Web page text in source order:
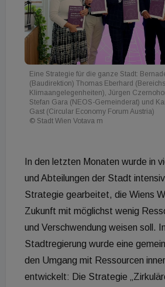
Eine Strategie für die ganze Stadt:
(Baudirektion) Thomas Eberhard
Klimaangelegenheiten), Jürgen
Stefan Gara (NEOS-Gemeinderat) und
Gast (Circular Economy Forum Austria)
© Stadt Wien Votava m
In den letzten Monaten wurde in
und Abteilungen der Stadt
Strategie gearbeitet, die Wiens
Zukunft mit möglichst wenig
und Verschwendung weisen soll.
Stadtregierung wurde eine
den Umgang mit Ressourcen
entwickelt: Die Strategie